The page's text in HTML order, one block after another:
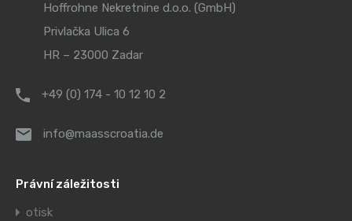
Hoffrohne Nekretnine d.o.o. (GmbH)
Privlačka Ulica 6
HR – 23000 Zadar
+49 (0) 174 - 10 12 10 2
info@maasscroatia.de
Právní záležitosti
otisk